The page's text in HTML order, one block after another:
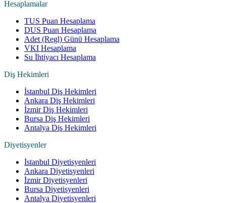
Hesaplamalar
TUS Puan Hesaplama
DUS Puan Hesaplama
Adet (Regl) Günü Hesaplama
VKI Hesaplama
Su İhtiyacı Hesaplama
Diş Hekimleri
İstanbul Diş Hekimleri
Ankara Diş Hekimleri
İzmir Diş Hekimleri
Bursa Diş Hekimleri
Antalya Diş Hekimleri
Diyetisyenler
İstanbul Diyetisyenleri
Ankara Diyetisyenleri
İzmir Diyetisyenleri
Bursa Diyetisyenleri
Antalya Diyetisyenleri